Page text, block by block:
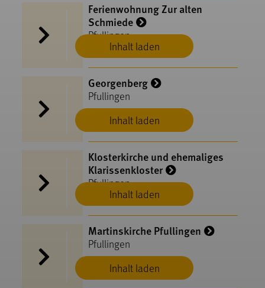
Inhalt laden
Ferienwohnung Zur alten
Schmiede
Pfullingen
Inhalt laden
Georgenberg
Pfullingen
Inhalt laden
Klosterkirche und ehemaliges
Klarissenkloster
Pfullingen
Inhalt laden
Martinskirche Pfullingen
Pfullingen